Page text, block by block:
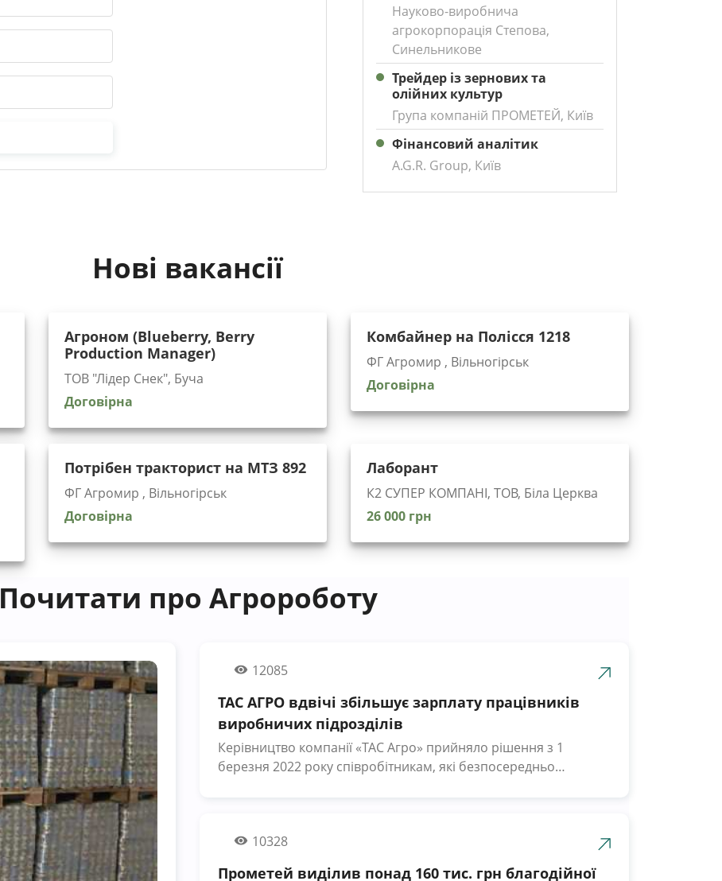
Науково-виробнича
агрокорпорація Степова,
Синельникове
Трейдер із зернових та
олійних культур
Група компаній ПРОМЕТЕЙ, Київ
Фінансовий аналітик
A.G.R. Group, Київ
Нові вакансії
Агроном (Blueberry, Berry
Production Manager)
ТОВ "Лідер Снек", Буча
Договірна
Комбайнер на Полісся 1218
ФГ Агромир , Вільногірськ
Договірна
Потрібен тракторист на МТЗ 892
ФГ Агромир , Вільногірськ
Договірна
Лаборант
К2 СУПЕР КОМПАНІ, ТОВ, Біла Церква
26 000 грн
Почитати про Агророботу
12085
ТАС АГРО вдвічі збільшує зарплату працівників
виробничих підрозділів
Керівництво компанії «ТАС Агро» прийняло рішення з 1
березня 2022 року співробітникам, які безпосередньо
мужність і професіоналізм наших працівників. Враховуючи
10328
Прометей виділив понад 160 тис. грн благодійної